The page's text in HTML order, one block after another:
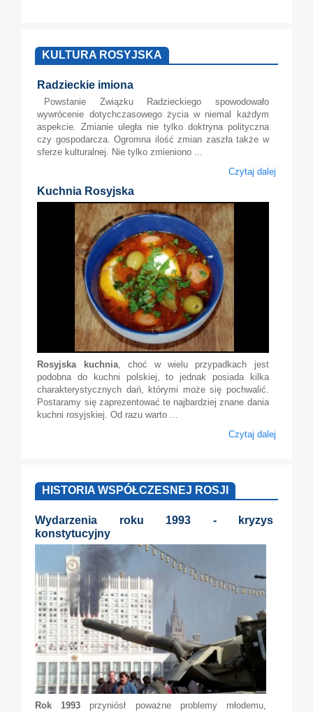
KULTURA ROSYJSKA
Radzieckie imiona
Powstanie Związku Radzieckiego spowodowało
wywrócenie dotychczasowego życia w niemal każdym
aspekcie. Zmianie uległa nie tylko doktryna polityczna
czy gospodarcza. Ogromna ilość zmian zaszła także w
sferze kulturalnej. Nie tylko zmieniono ...
Czytaj dalej
Kuchnia Rosyjska
Rosyjska kuchnia, choć w wielu przypadkach jest
podobna do kuchni polskiej, to jednak posiada kilka
charakterystycznych dań, którymi może się pochwalić.
Postaramy się zaprezentować te najbardziej znane dania
kuchni rosyjskiej. Od razu warto ...
Czytaj dalej
HISTORIA WSPÓŁCZESNEJ ROSJI
Wydarzenia roku 1993 - kryzys
konstytucyjny
Rok 1993 przyniósł poważne problemy młodemu,